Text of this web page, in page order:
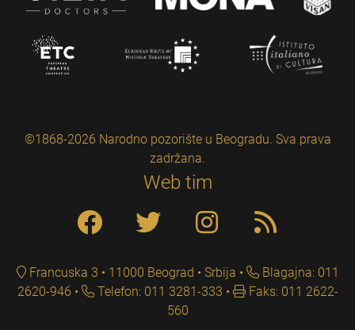
©1868-2026 Narodno pozorište u Beogradu. Sva prava
zadržana.
Web tim
Francuska 3 • 11000 Beograd • Srbija
Blagajna: 011
2620-946
Telefon: 011 3281-333
Faks: 011 2622-
560